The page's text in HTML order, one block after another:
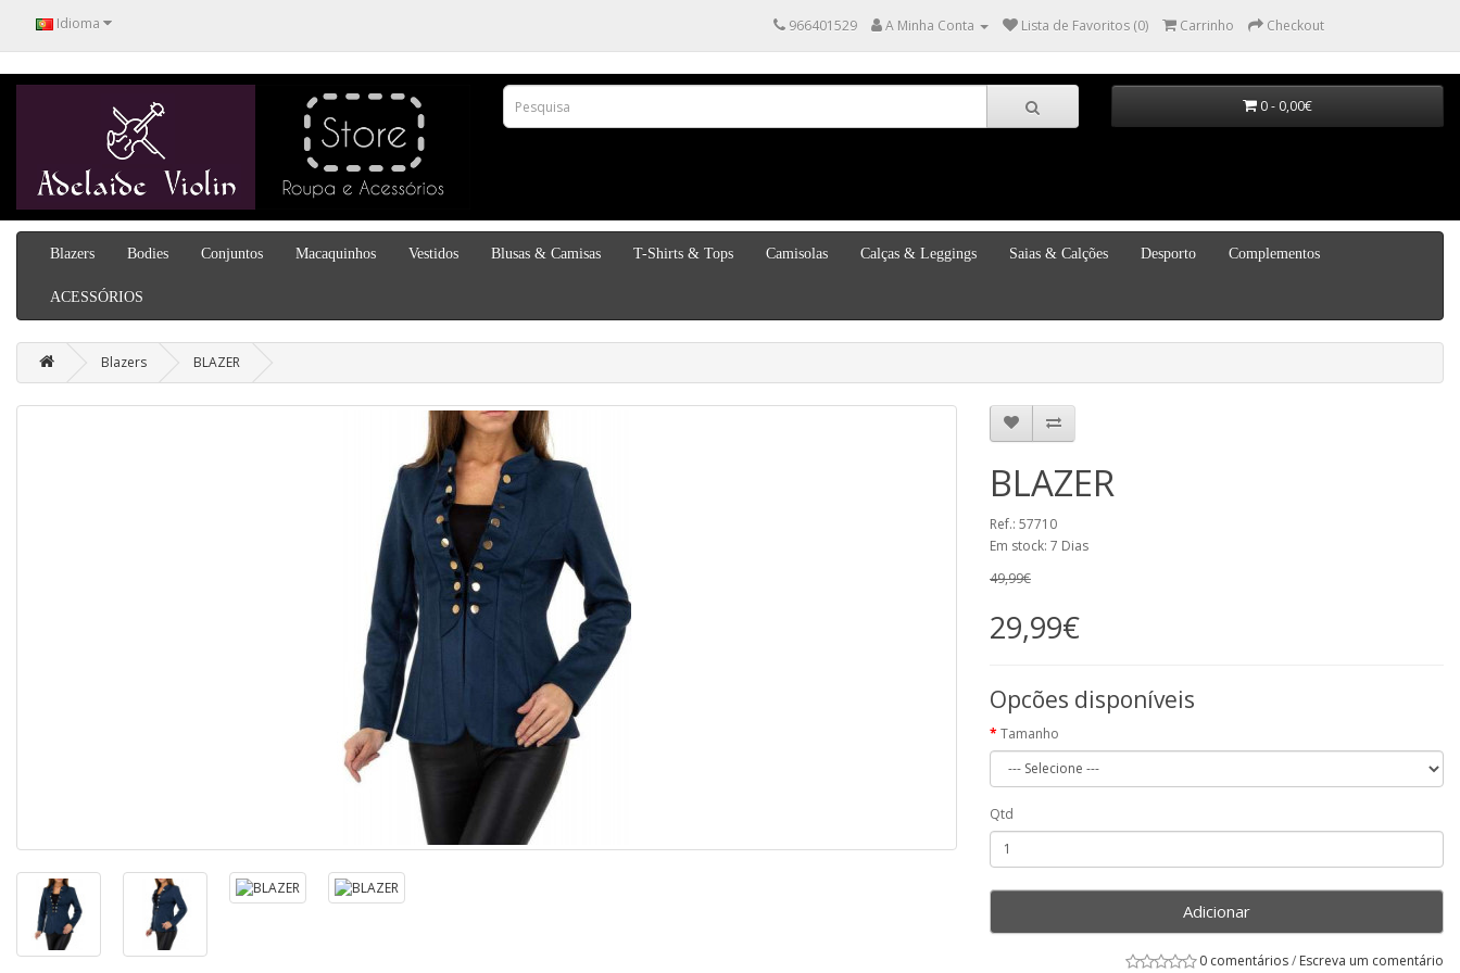
Idioma 966401529 A Minha Conta Lista de Favoritos (0) Carrinho Checkout
0 - 0,00€
Blazers Bodies Conjuntos Macaquinhos Vestidos Blusas & Camisas T-Shirts & Tops Camisolas Calças & Leggings Saias & Calções Desporto Complementos
ACESSÓRIOS
Blazers BLAZER
BLAZER
Ref.: 57710
Em stock: 7 Dias
49,99€
29,99€
Opcões disponíveis
Tamanho
Qtd
Adicionar
0 comentários/ Escreva um comentário